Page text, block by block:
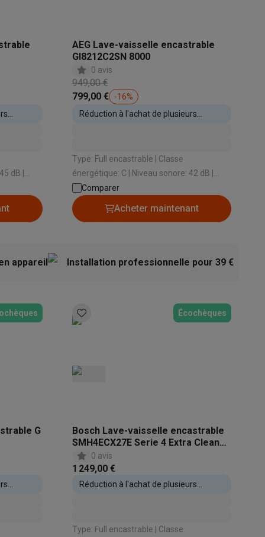
Coques Galaxy Flip8 & Fold8 (Ultra)
de bureau
Playstation
AirTags & traceurs GPS
appareil Installation professionnelle pour 39 €
|
AEG Lave-vaisselle encastrable
GI8212C2SN 8000
0 avis
949,00 €
799,00 €
-16%
Réduction à l'achat de plusieurs
Type: Full encastrable | Classe
énergétique: C | Niveau sonore: 42 dB |
Type de système de séchage: Airdry
Comparer
Acheter maintenant
G
Écochèques
Bosch Lave-vaisselle encastrable
SMH4ECX27E Serie 4 Extra Clean
Zone0 avis
1 249,00 €
Réduction à l'achat de plusieurs
Type: Full encastrable | Classe